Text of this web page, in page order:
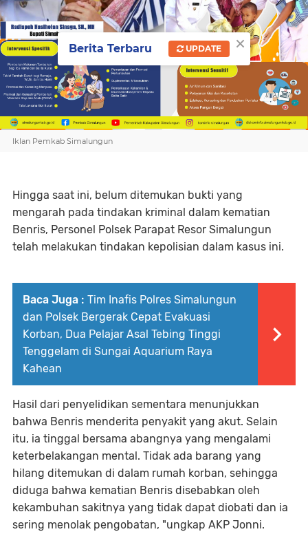
Iklan Pemkab Simalungun
Hingga saat ini, belum ditemukan bukti yang
mengarah pada tindakan kriminal dalam kematian
Benris, Personel Polsek Parapat Resor Simalungun
telah melakukan tindakan kepolisian dalam kasus ini.
Baca Juga : Tim Inafis Polres Simalungun
dan Polsek Bergerak Cepat Evakuasi
Korban, Dua Pelajar Asal Tebing Tinggi
Tenggelam di Sungai Aquarium Raya
Kahean
Hasil dari penyelidikan sementara menunjukkan
bahwa Benris menderita penyakit yang akut. Selain
itu, ia tinggal bersama abangnya yang mengalami
keterbelakangan mental. Tidak ada barang yang
hilang ditemukan di dalam rumah korban, sehingga
diduga bahwa kematian Benris disebabkan oleh
kekambuhan sakitnya yang tidak dapat diobati dan ia
sering menolak pengobatan, "ungkap AKP Jonni.
×
Berita Terbaru UPDATE